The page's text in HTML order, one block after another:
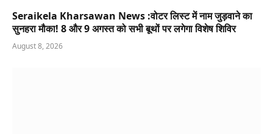
Seraikela Kharsawan News :वोटर लिस्ट में नाम जुड़वाने का
सुनहरा मौका! 8 और 9 अगस्त को सभी बूथों पर लगेगा विशेष शिविर
August 8, 2026